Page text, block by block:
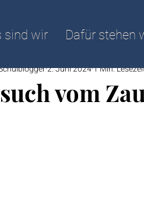
sind wir Dafür stehen
vom
2. Juni 20241 Min.